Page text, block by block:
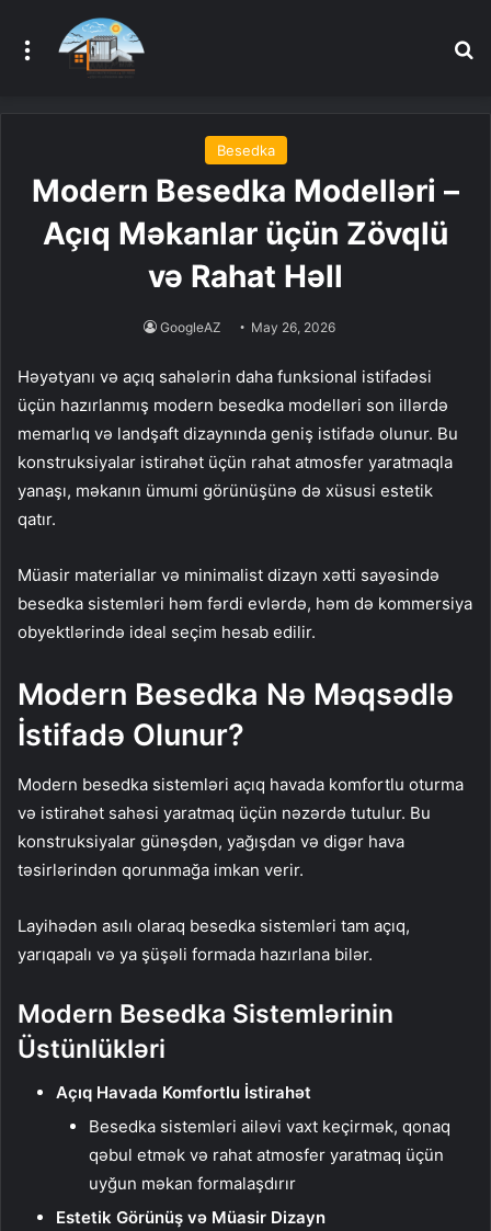
Menu
Besedka
Modern Besedka Modelləri –
Açıq Məkanlar üçün Zövqlü
və Rahat Həll
GoogleAZ May 26, 2026
Həyətyanı və açıq sahələrin daha funksional istifadəsi
üçün hazırlanmış modern besedka modelləri son illərdə
memarlıq və landşaft dizaynında geniş istifadə olunur. Bu
konstruksiyalar istirahət üçün rahat atmosfer yaratmaqla
yanaşı, məkanın ümumi görünüşünə də xüsusi estetik
qatır.
Müasir materiallar və minimalist dizayn xətti sayəsində
besedka sistemləri həm fərdi evlərdə, həm də kommersiya
obyektlərində ideal seçim hesab edilir.
Modern Besedka Nə Məqsədlə
İstifadə Olunur?
Modern besedka sistemləri açıq havada komfortlu oturma
və istirahət sahəsi yaratmaq üçün nəzərdə tutulur. Bu
konstruksiyalar günəşdən, yağışdan və digər hava
təsirlərindən qorunmağa imkan verir.
Layihədən asılı olaraq besedka sistemləri tam açıq,
yarıqapalı və ya şüşəli formada hazırlana bilər.
Modern Besedka Sistemlərinin
Üstünlükləri
Açıq Havada Komfortlu İstirahət
Besedka sistemləri ailəvi vaxt keçirmək, qonaq
qəbul etmək və rahat atmosfer yaratmaq üçün
uyğun məkan formalaşdırır
Estetik Görünüş və Müasir Dizayn